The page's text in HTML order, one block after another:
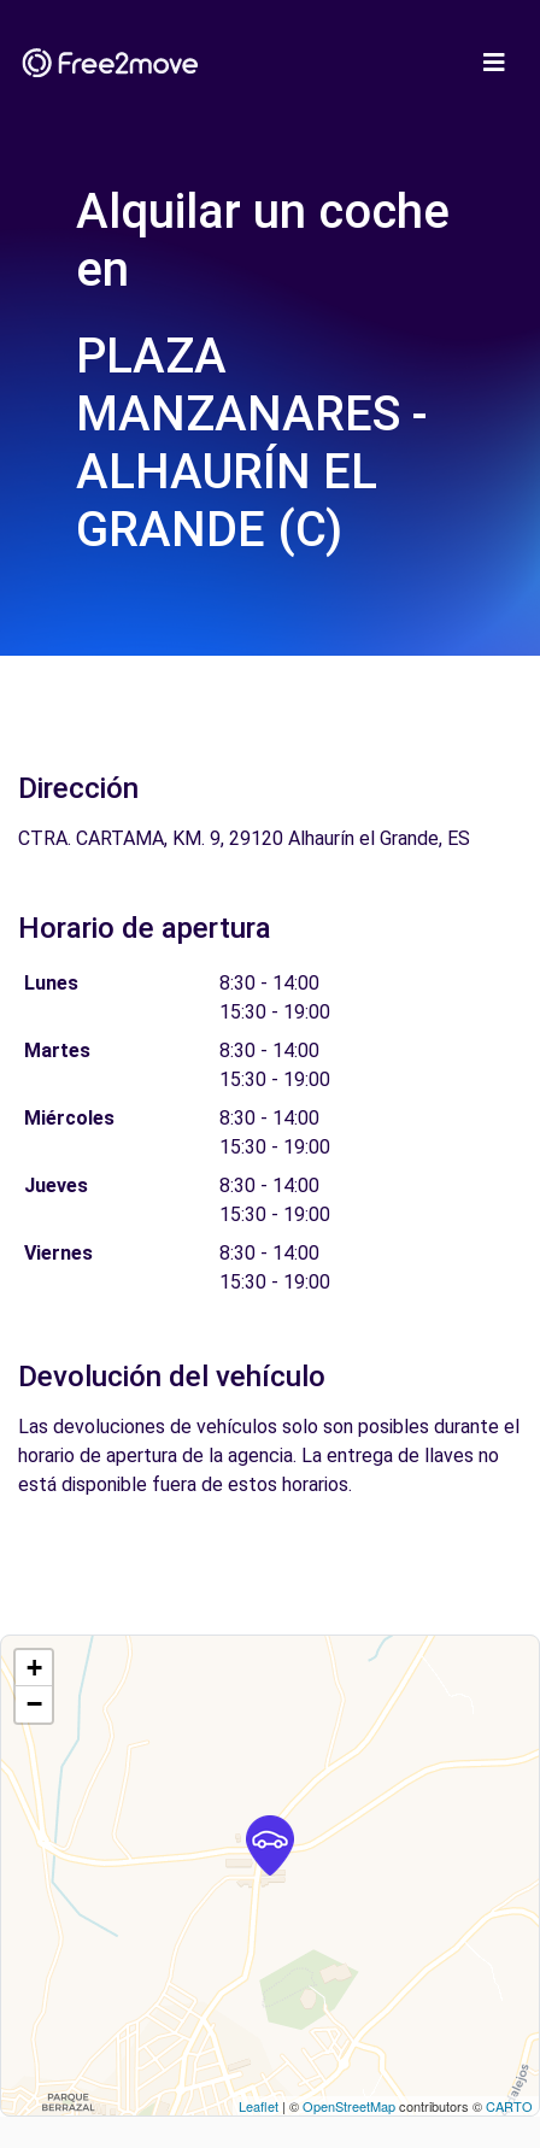
Alquilar un coche
en
PLAZA
MANZANARES -
ALHAURÍN EL
GRANDE (C)
Dirección
CTRA. CARTAMA, KM. 9, 29120 Alhaurín el Grande, ES
Horario de apertura
Lunes
8:30 - 14:00
15:30 - 19:00
Martes
8:30 - 14:00
15:30 - 19:00
Miércoles
8:30 - 14:00
15:30 - 19:00
Jueves
8:30 - 14:00
15:30 - 19:00
Viernes
8:30 - 14:00
15:30 - 19:00
Devolución del vehículo
Las devoluciones de vehículos solo son posibles durante el
horario de apertura de la agencia. La entrega de llaves no
está disponible fuera de estos horarios.
+
−
Leaflet | ©OpenStreetMapcontributors ©CARTO